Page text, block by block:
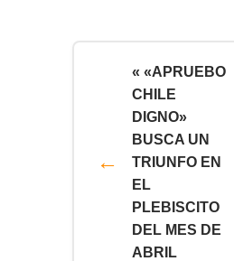
« «APRUEBO
CHILE
DIGNO»
BUSCA UN
TRIUNFO EN
EL
PLEBISCITO
DEL MES DE
ABRIL